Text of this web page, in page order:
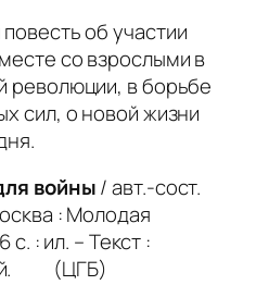
об участии
со взрослыми в
революции, в борьбе
сил, о новой жизни
войны/ авт.-сост.
: Молодая
с. : ил. – Текст :
(ЦГБ)